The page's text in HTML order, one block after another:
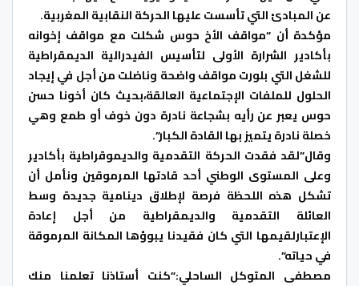
عن المبادئ التي تأسست عليها الحركة النقابية المغربية.
مؤكدة أن “مواقف الأخ حوس شكلت مع مواقف إخوانه
بأكادير الشرارة الأولى لتأسيس الفيدرالية الديمقراطية
للشغل التي بلورت مواقف واضحة وناضلت من أجل في إيجاد
الحلول للملفات الإجتماعية العالقة،بحيث كان أخونا حسن
حوس يعبر عن رأيه بشجاعة نادرة دون خوف أو طمع وهي
خصلة نادرة يتميز بها القادة الكبار”.
وقال”لقد فقدت الحركة التقدمية والديموقراطية بأكادير
وعلى المستوى الوطني أحد قادتها المرموقين ونأمل أن
تشكل هذه اللحظة فرصة لإطلاق دينامية جديدة وسط
العائلة التقدمية والديمقراطية من أجل إعادة
الإعتبارلقيمها التي كان فقيدنا يبوؤها المكانة المرموقة
في حياته”.
مصطفى المتوكل الساحلي:”كنت أستاذنا تعلمنا منك